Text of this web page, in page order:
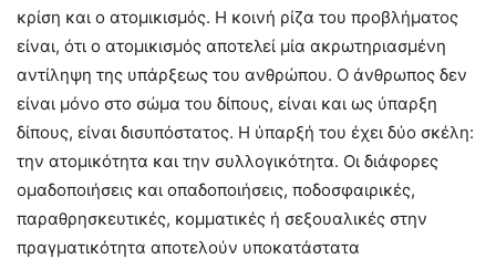
κρίση και ο ατομικισμός. Η κοινή ρίζα του προβλήματος
είναι, ότι ο ατομικισμός αποτελεί μία ακρωτηριασμένη
αντίληψη της υπάρξεως του ανθρώπου. Ο άνθρωπος δεν
είναι μόνο στο σώμα του δίπους, είναι και ως ύπαρξη
δίπους, είναι δισυπόστατος. Η ύπαρξή του έχει δύο σκέλη:
την ατομικότητα και την συλλογικότητα. Οι διάφορες
ομαδοποιήσεις και οπαδοποιήσεις, ποδοσφαιρικές,
παραθρησκευτικές, κομματικές ή σεξουαλικές στην
πραγματικότητα αποτελούν υποκατάστατα